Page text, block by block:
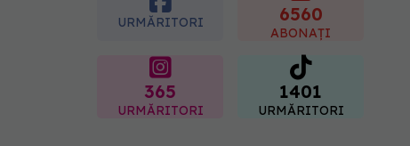
6560
365 1401